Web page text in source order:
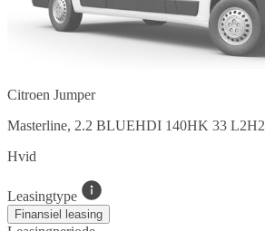
Citroen Jumper
Masterline, 2.2 BLUEHDI 140HK 33 L2H2
Hvid
Leasingtype
Finansiel leasing